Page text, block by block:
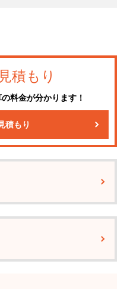
積もり
料金が分かります！
積もり